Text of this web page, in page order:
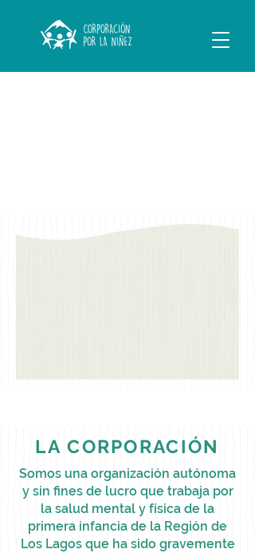
LA CORPORACIÓN
Somos una organización autónoma
y sin fines de lucro que trabaja por
la salud mental y física de la
primera infancia de la Región de
Los Lagos que ha sido gravemente